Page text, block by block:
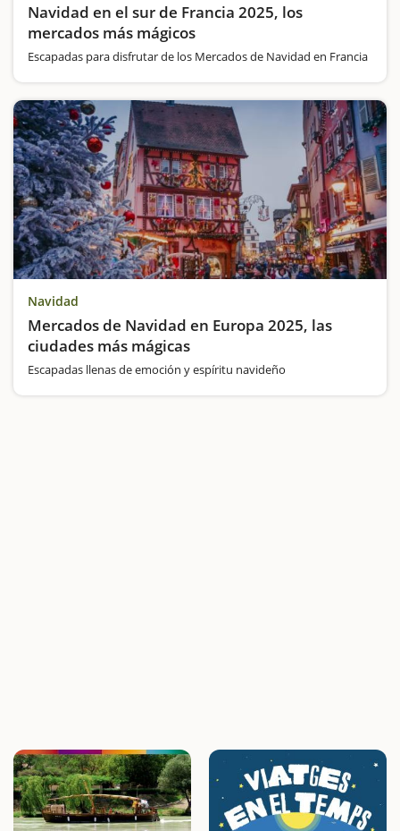
Navidad en el sur de Francia 2025, los
mercados más mágicos
Escapadas para disfrutar de los Mercados de Navidad en Francia
Navidad
Mercados de Navidad en Europa 2025, las
ciudades más mágicas
Escapadas llenas de emoción y espíritu navideño